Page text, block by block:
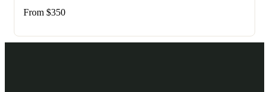
From $350